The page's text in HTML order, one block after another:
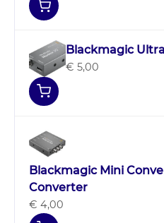
Blackmagic
€ 5,00
Blackmagic Mini
Converter
€ 4,00